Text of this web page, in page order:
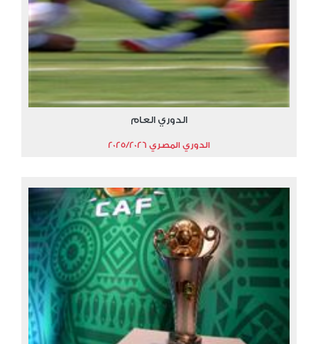
الدوري العام
الدوري المصري 2025/2026